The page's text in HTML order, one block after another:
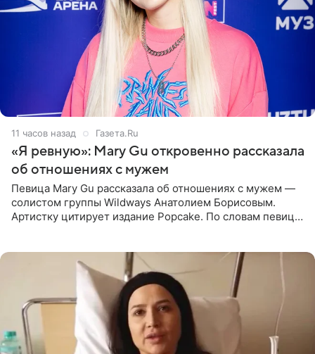
11 часов назад Газета.Ru
«Я ревную»: Mary Gu откровенно рассказала
об отношениях с мужем
Певица Mary Gu рассказала об отношениях с мужем —
солистом группы Wildways Анатолием Борисовым.
Артистку цитирует издание Popcake. По словам певицы,